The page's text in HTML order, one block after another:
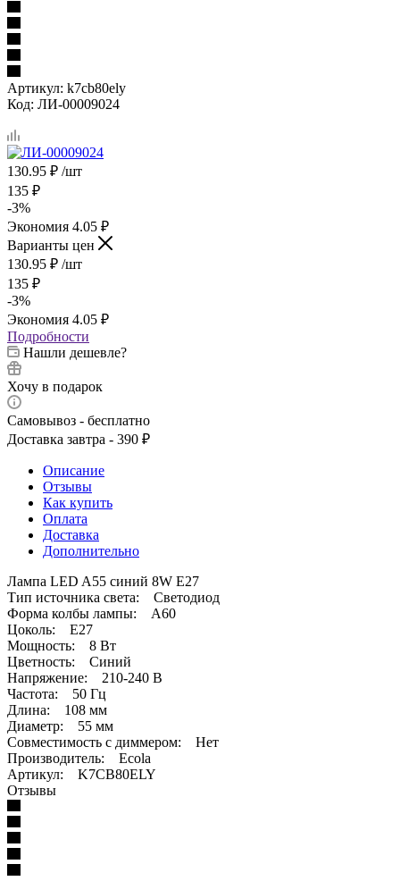
Артикул: k7cb80ely
Код: ЛИ-00009024
130.95 ₽ /шт
135 ₽
-3%
Экономия 4.05 ₽
Варианты цен
130.95 ₽ /шт
135 ₽
-3%
Экономия 4.05 ₽
Подробности
Нашли дешевле?
Хочу в подарок
Самовывоз - бесплатно
Доставка завтра - 390 ₽
Описание
Отзывы
Как купить
Оплата
Доставка
Дополнительно
Лампа LED A55 синий 8W Е27
Тип источника света: Светодиод
Форма колбы лампы: А60
Цоколь: E27
Мощность: 8 Вт
Цветность: Синий
Напряжение: 210-240 В
Частота: 50 Гц
Длина: 108 мм
Диаметр: 55 мм
Совместимость с диммером: Нет
Производитель: Ecola
Артикул: K7CB80ELY
Отзывы